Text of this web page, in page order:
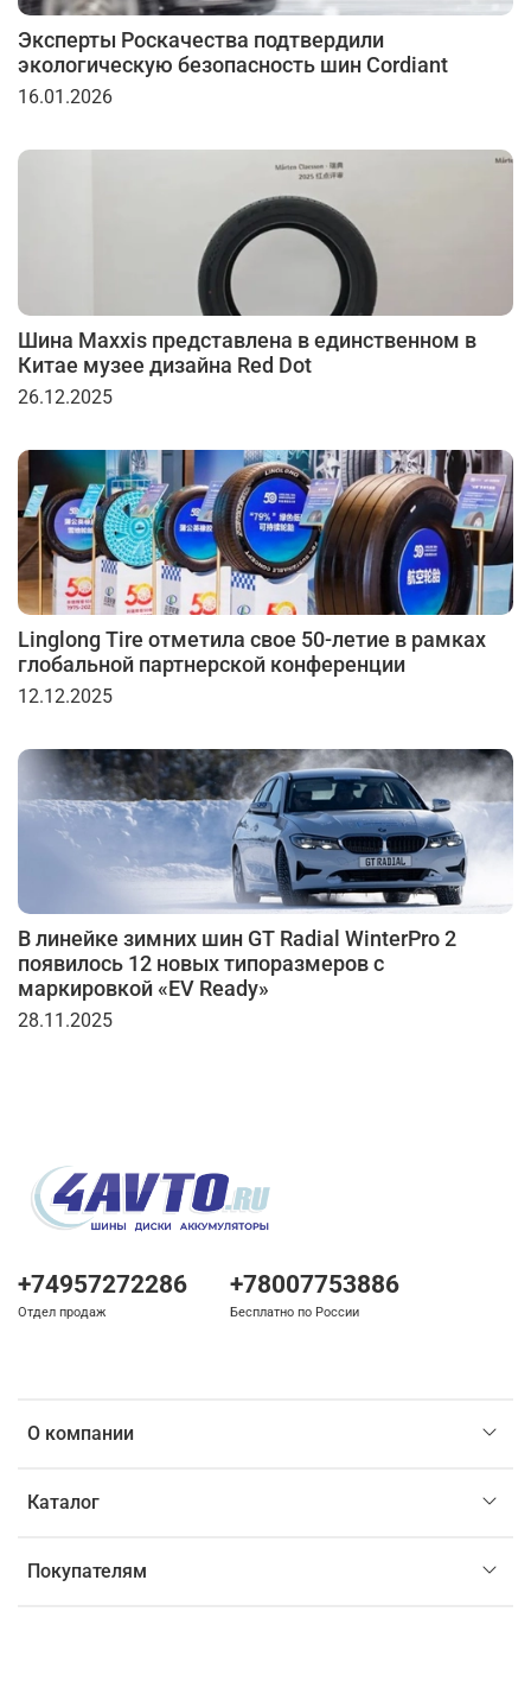
Эксперты Роскачества подтвердили
экологическую безопасность шин Cordiant
16.01.2026
Шина Maxxis представлена в единственном в
Китае музее дизайна Red Dot
26.12.2025
Linglong Tire отметила свое 50-летие в рамках
глобальной партнерской конференции
12.12.2025
В линейке зимних шин GT Radial WinterPro 2
появилось 12 новых типоразмеров с
маркировкой «EV Ready»
28.11.2025
О компании
Каталог
Покупателям
+74957272286
Отдел продаж
+78007753886
Бесплатно по России